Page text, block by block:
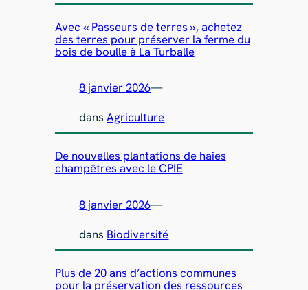
Avec « Passeurs de terres », achetez
des terres pour préserver la ferme du
bois de boulle à La Turballe
8 janvier 2026—
dansAgriculture
De nouvelles plantations de haies
champêtres avec le CPIE
8 janvier 2026—
dans Biodiversité
Plus de 20 ans d’actions communes
pour la préservation des ressources